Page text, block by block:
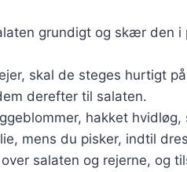
grundigt og skær den
skal de steges hurtigt
derefter til salaten.
hakket hvidløg,
mens du pisker, indtil
salaten og rejerne, og